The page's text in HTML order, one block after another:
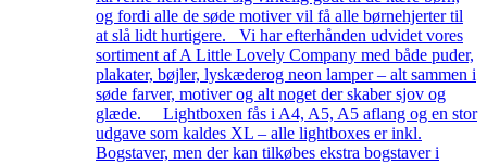
og fordi alle de søde motiver vil få alle børnehjerter til
at slå lidt hurtigere. Vi har efterhånden udvidet vores
sortiment af A Little Lovely Company med både puder,
plakater, bøjler, lyskæderog neon lamper – alt sammen i
søde farver, motiver og alt noget der skaber sjov og
glæde. Lightboxen fås i A4, A5, A5 aflang og en stor
udgave som kaldes XL – alle lightboxes er inkl.
Bogstaver, men der kan tilkøbes ekstra bogstaver i